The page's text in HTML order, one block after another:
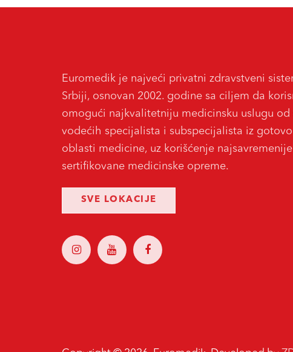
Euromedik je najveći privatni zdravstveni
Srbiji, osnovan 2002. godine sa ciljem da
omogući najkvalitetniju medicinsku uslugu od
vodećih specijalista i subspecijalista iz gotovo
oblasti medicine, uz korišćenje
sertifikovane medicinske opreme.
SVE LOKACIJE